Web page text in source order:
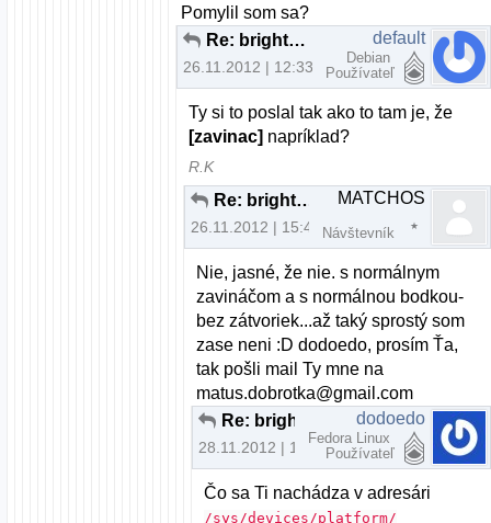
Pomylil som sa?
Re: brightness fedora nefunkcne fn klavesy
26.11.2012 | 12:33
default
Debian
Používateľ
Ty si to poslal tak ako to tam je, že
[zavinac] napríklad?
R.K
Re: brightness fedora nefunkcne fn klavesy
26.11.2012 | 15:41
MATCHOS
Návštevník
Nie, jasné, že nie. s normálnym
zavináčom a s normálnou bodkou-
bez zátvoriek...až taký sprostý som
zase neni :D dodoedo, prosím Ťa,
tak pošli mail Ty mne na
matus.dobrotka@gmail.com
28.11.2012 | 10:56
dodoedo
Fedora Linux
Používateľ
Čo sa Ti nachádza v adresári
/sys/devices/platform/